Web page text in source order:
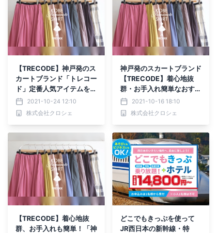
【TRECODE】神戸発のス
カートブランド「トレコー
ド」定番人気アイテムをご
紹介2021-10-24 12:10
株式会社クロシェ
神戸発のスカートブランド
【TRECODE】着心地抜
群・お手入れ簡単なおすす
めアイテムをご紹介
2021-10-16 18:10
株式会社クロシェ
【TRECODE】着心地抜
群、お手入れも簡単！「神
どこでもきっぷを使って
JR西日本の新幹線・特